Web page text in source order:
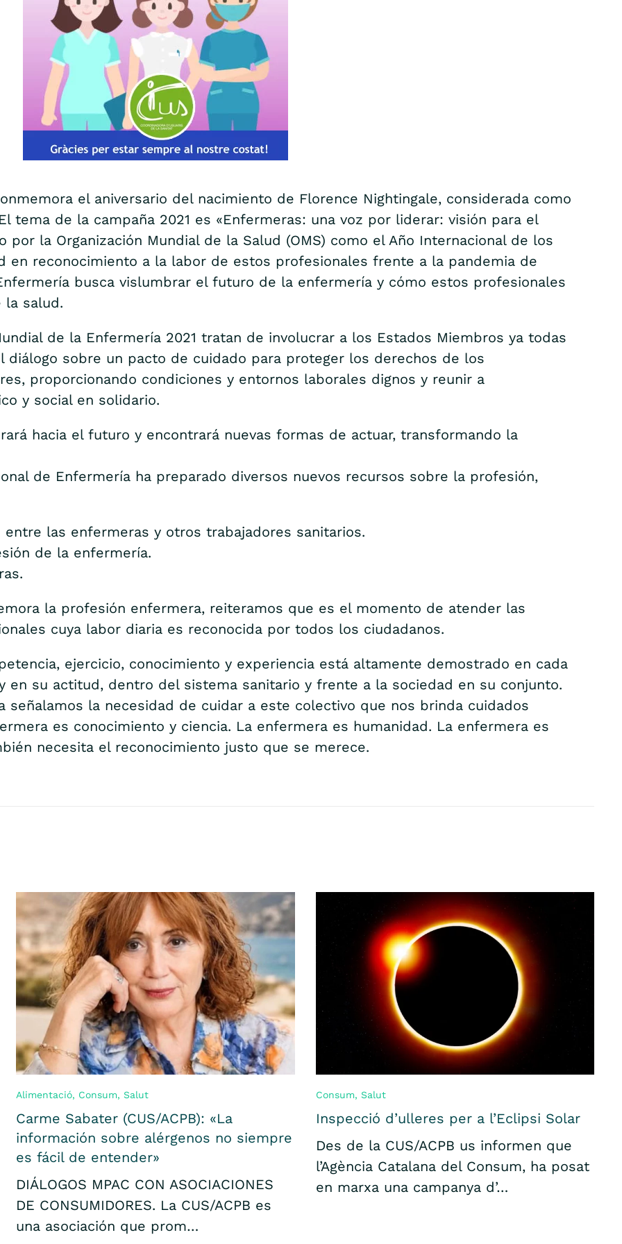
el aniversario del nacimiento de Florence Nightingale, considerada como
tema de la campaña 2021 es «Enfermeras: una voz por liderar: visión para el
por la Organización Mundial de la Salud (OMS) como el Año Internacional de los
en reconocimiento a la labor de estos profesionales frente a la pandemia de
busca vislumbrar el futuro de la enfermería y cómo estos profesionales
la salud.
de la Enfermería 2021 tratan de involucrar a los Estados Miembros ya todas
diálogo sobre un pacto de cuidado para proteger los derechos de los
proporcionando condiciones y entornos laborales dignos y reunir a
y social en solidario.
hacia el futuro y encontrará nuevas formas de actuar, transformando la
de Enfermería ha preparado diversos nuevos recursos sobre la profesión,
entre las enfermeras y otros trabajadores sanitarios.
de la enfermería.
la profesión enfermera, reiteramos que es el momento de atender las
cuya labor diaria es reconocida por todos los ciudadanos.
ejercicio, conocimiento y experiencia está altamente demostrado en cada
en su actitud, dentro del sistema sanitario y frente a la sociedad en su conjunto.
señalamos la necesidad de cuidar a este colectivo que nos brinda cuidados
es conocimiento y ciencia. La enfermera es humanidad. La enfermera es
necesita el reconocimiento justo que se merece.
Alimentació, Consum,Salut
Carme Sabater (CUS/ACPB): «La
información sobre alérgenos no siempre
es fácil de entender»
DIÁLOGOS MPAC CON ASOCIACIONES
DE CONSUMIDORES. La CUS/ACPB es
una asociación que prom…
Consum, Salut
Inspecció d’ulleres per a l’Eclipsi Solar
Des de la CUS/ACPB us informen que
l’Agència Catalana del Consum, ha posat
en marxa una campanya d’…